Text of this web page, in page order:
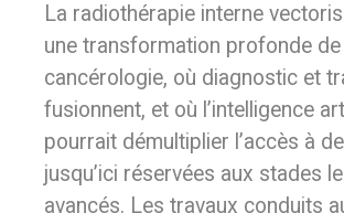
La radiothérapie interne
une transformation profonde de
cancérologie, où diagnostic et
fusionnent, et où l’intelligence
pourrait démultiplier l’accès à
jusqu’ici réservées aux stades
avancés. Les travaux conduits